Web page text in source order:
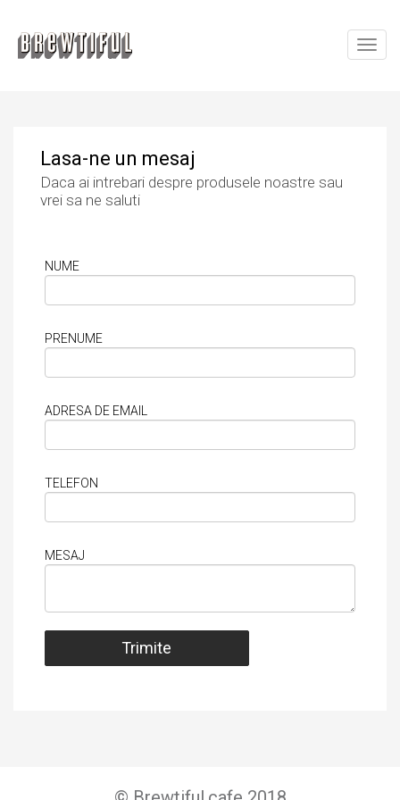
Lasa-ne un mesaj
Daca ai intrebari despre produsele noastre sau
vrei sa ne saluti
NUME
PRENUME
ADRESA DE EMAIL
TELEFON
MESAJ